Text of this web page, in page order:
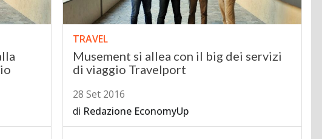
TRAVEL
Musement si allea con il big dei servizi
di viaggio Travelport
28 Set 2016
di Redazione EconomyUp